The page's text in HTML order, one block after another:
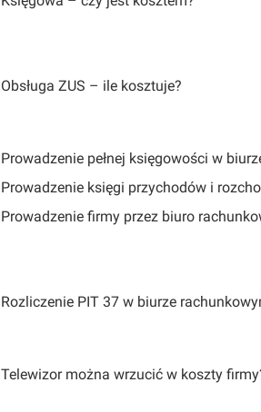
Obsługa ZUS – ile kosztuje?
Prowadzenie pełnej księgowości w
Prowadzenie księgi przychodów i
Prowadzenie firmy przez biuro
Rozliczenie PIT 37 w biurze
Telewizor można wrzucić w koszty